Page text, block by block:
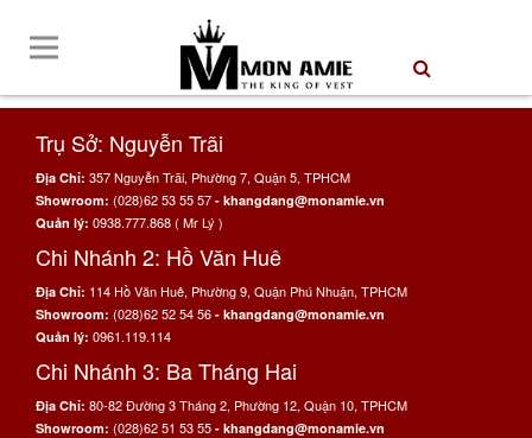
Trụ Sở: Nguyễn Trãi
Địa Chỉ: 357 Nguyễn Trãi, Phường 7, Quận 5, TPHCM
Showroom: (028)62 53 55 57 - khangdang@monamie.vn
Quản lý: 0938.777.868 ( Mr Lý )
Chi Nhánh 2: Hồ Văn Huê
Địa Chỉ: 114 Hồ Văn Huê, Phường 9, Quận Phú Nhuận, TPHCM
Showroom: (028)62 52 54 56 - khangdang@monamie.vn
Quản lý: 0961.119.114
Chi Nhánh 3: Ba Tháng Hai
Địa Chỉ: 80-82 Đường 3 Tháng 2, Phường 12, Quận 10, TPHCM
Showroom: (028)62 51 53 55 - khangdang@monamie.vn